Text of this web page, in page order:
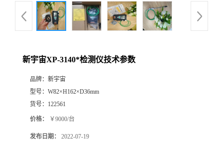
品
厅
新宇宙XP-3140*检测仪技术参数
品牌： 新宇宙
型号： W82×H162×D36mm
货号： 122561
价格： ￥9000/台
发布日期： 2022-07-19